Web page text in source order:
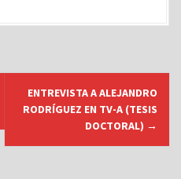
ENTREVISTA A ALEJANDRO
RODRÍGUEZ EN TV-A (TESIS
DOCTORAL) →